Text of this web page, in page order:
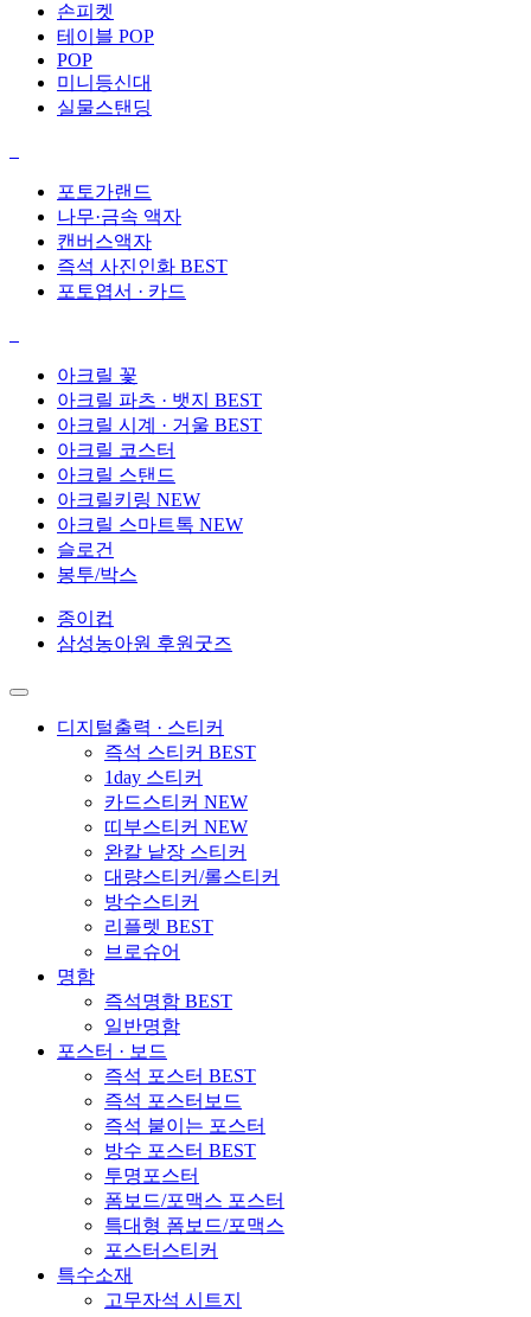
손피켓
테이블 POP
POP
미니등신대
실물스탠딩
포토가랜드
나무·금속 액자
캔버스액자
즉석 사진인화 BEST
포토엽서 · 카드
아크릴 꽃
아크릴 파츠 · 뱃지 BEST
아크릴 시계 · 거울 BEST
아크릴 코스터
아크릴 스탠드
아크릴키링 NEW
아크릴 스마트톡 NEW
슬로건
봉투/박스
종이컵
삼성농아원 후원굿즈
디지털출력 · 스티커
즉석 스티커 BEST
1day 스티커
카드스티커 NEW
띠부스티커 NEW
완칼 낱장 스티커
대량스티커/롤스티커
방수스티커
리플렛 BEST
브로슈어
명함
즉석명함 BEST
일반명함
포스터 · 보드
즉석 포스터 BEST
즉석 포스터보드
즉석 붙이는 포스터
방수 포스터 BEST
투명포스터
폼보드/포맥스 포스터
특대형 폼보드/포맥스
포스터스티커
특수소재
고무자석 시트지